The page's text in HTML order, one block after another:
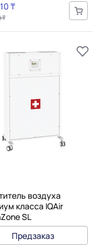
₸
₸
воздуха
класса IQAir
SL
Предзаказ